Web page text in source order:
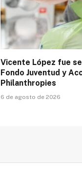
Vicente López fue
Fondo Juventud y
Philanthropies
6 de agosto de 2026